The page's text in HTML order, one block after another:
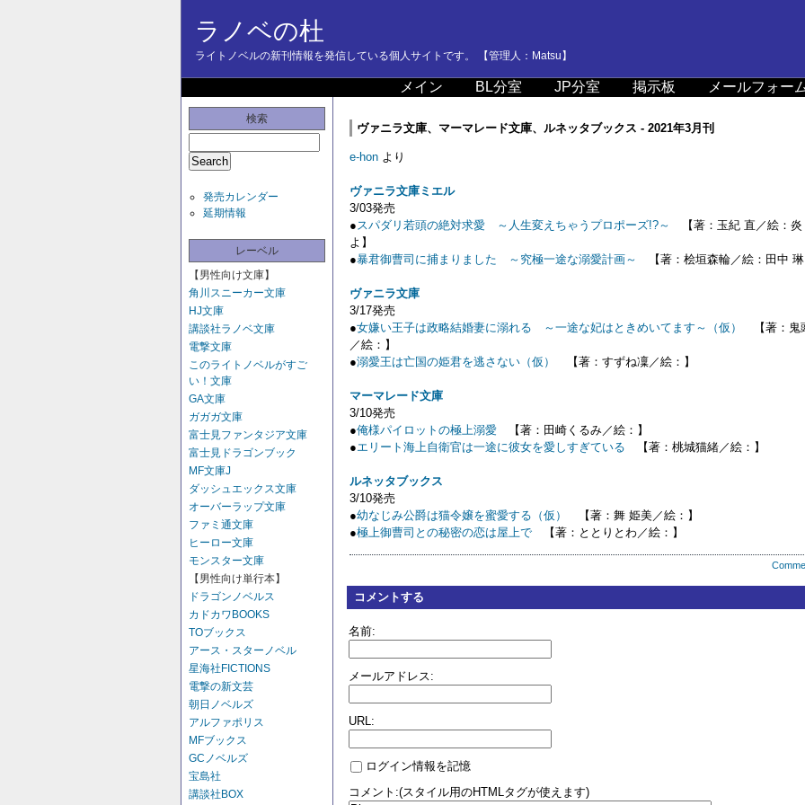
ラノベの杜
ライトノベルの新刊情報を発信している個人サイトです。 【管理人：Matsu】
メイン BL分室 JP分室 掲示板 メールフォー
検索
発売カレンダー
延期情報
レーベル
【男性向け文庫】
角川スニーカー文庫
HJ文庫
講談社ラノベ文庫
電撃文庫
このライトノベルがすご
い！文庫
GA文庫
ガガガ文庫
富士見ファンタジア文庫
富士見ドラゴンブック
MF文庫J
ダッシュエックス文庫
オーバーラップ文庫
ファミ通文庫
ヒーロー文庫
モンスター文庫
【男性向け単行本】
ドラゴンノベルス
カドカワBOOKS
TOブックス
アース・スターノベル
星海社FICTIONS
電撃の新文芸
朝日ノベルズ
アルファポリス
MFブックス
GCノベルズ
宝島社
講談社BOX
ヴァニラ文庫、マーマレード文庫、ルネッタブックス - 2021年3月刊
e-hon より
ヴァニラ文庫ミエル
3/03発売
●スパダリ若頭の絶対求愛 ～人生変えちゃうプロポーズ!?～
【著：玉紀 直／絵：炎
よ】
●暴君御曹司に捕まりました ～究極一途な溺愛計画～ 【著：桧垣森輪／絵：田中
ヴァニラ文庫
3/17発売
●女嫌い王子は政略結婚妻に溺れる ～一途な妃はときめいてます～（仮）
【著：鬼
／絵：】
●溺愛王は亡国の姫君を逃さない（仮） 【著：すずね凜／絵：】
マーマレード文庫
3/10発売
●俺様パイロットの極上溺愛 【著：田崎くるみ／絵：】
●エリート海上自衛官は一途に彼女を愛しすぎている 【著：桃城猫緒／絵：】
ルネッタブックス
3/10発売
●幼なじみ公爵は猫令嬢を蜜愛する（仮）
【著：舞 姫美／絵：】
●極上御曹司との秘密の恋は屋上で 【著：ととりとわ／絵：】
コメントする
名前:
メールアドレス:
URL:
ログイン情報を記憶
コメント:(スタイル用のHTMLタグが使えます)